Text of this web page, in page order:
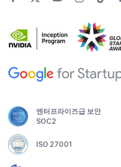
엔터프라이즈급 보안
SOC2
ISO 27001